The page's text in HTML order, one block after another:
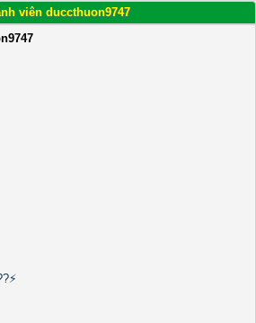
viên duccthuon9747